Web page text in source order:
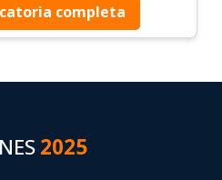
completa
2025